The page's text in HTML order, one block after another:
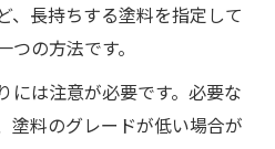
、長持ちする塗料を指定して
の方法です。
には注意が必要です。必要な
塗料のグレードが低い場合が